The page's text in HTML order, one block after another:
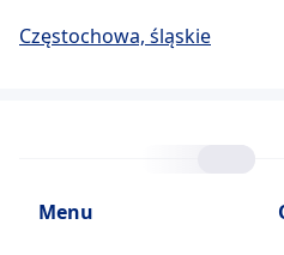
Częstochowa, śląskie
Menu